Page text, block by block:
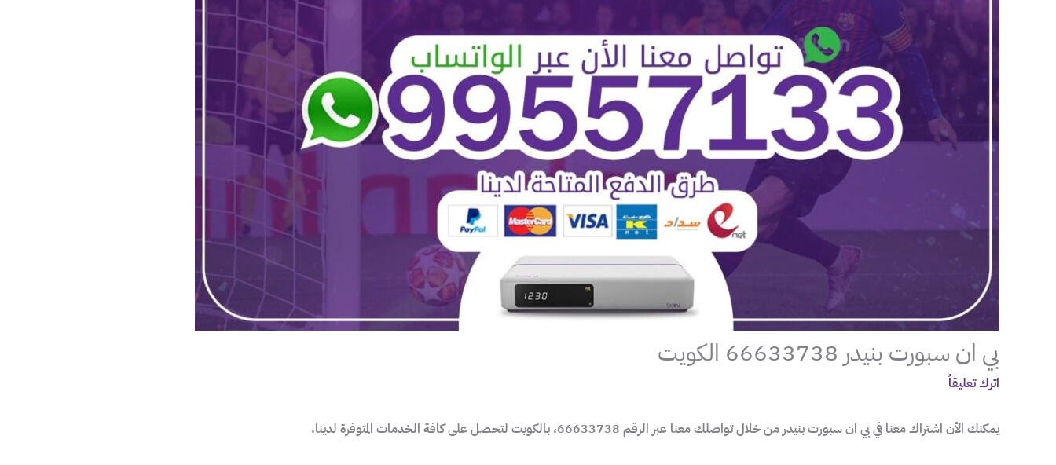
بي ان سبورت بنيدر 66633738 الكويت
اترك تعليقاً
يمكنك الأن اشتراك معنا في بي ان سبورت بنيدر من خلال تواصلك معنا عبر الرقم 66633738، بالكويت لتحصل على كافة الخدمات المتوفرة لدينا.